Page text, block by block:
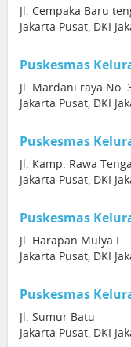
Jl. Cempaka Baru
Jakarta Pusat, DKI
Puskesmas
Jl. Mardani raya No.
Jakarta Pusat, DKI
Puskesmas
Jl. Kamp. Rawa
Jakarta Pusat, DKI
Puskesmas
Jl. Harapan Mulya I
Jakarta Pusat, DKI
Puskesmas
Jl. Sumur Batu
Jakarta Pusat, DKI